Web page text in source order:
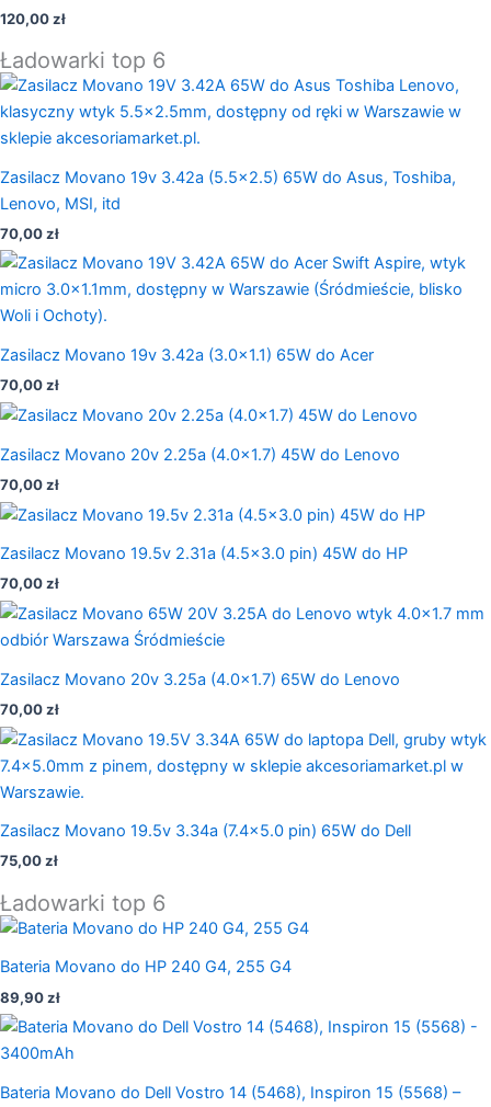
120,00zł
Ładowarki top 6
Zasilacz Movano 19v 3.42a (5.5×2.5) 65W do Asus, Toshiba,
Lenovo, MSI, itd
70,00zł
Zasilacz Movano 19v 3.42a (3.0×1.1) 65W do Acer
70,00zł
Zasilacz Movano 20v 2.25a (4.0×1.7) 45W do Lenovo
70,00zł
Zasilacz Movano 19.5v 2.31a (4.5×3.0 pin) 45W do HP
70,00zł
Zasilacz Movano 20v 3.25a (4.0×1.7) 65W do Lenovo
70,00zł
Zasilacz Movano 19.5v 3.34a (7.4×5.0 pin) 65W do Dell
75,00zł
Ładowarki top 6
Bateria Movano do HP 240 G4, 255 G4
89,90zł
Bateria Movano do Dell Vostro 14 (5468), Inspiron 15 (5568) –